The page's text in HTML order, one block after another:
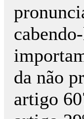
da não
artigo